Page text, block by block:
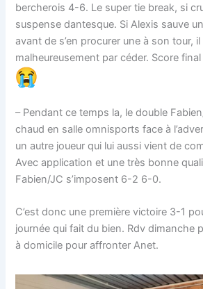
bercherois 4-6. Le super tie break, si
suspense dantesque. Si Alexis sauve
avant de s’en procurer une à son tour,
malheureusement par céder. Score
– Pendant ce temps la, le double
chaud en salle omnisports face à
un autre joueur qui lui aussi vient de
Avec application et une très bonne
Fabien/JC s’imposent 6-2 6-0.
C’est donc une première victoire 3-1
journée qui fait du bien. Rdv dimanche
à domicile pour affronter Anet.